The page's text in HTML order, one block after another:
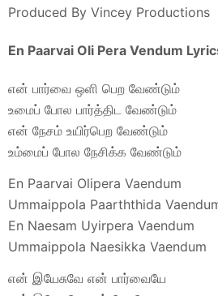
Produced By Vincey Productions
En Paarvai Oli Pera Vendum
என் பார்வை ஒளி பெற வேண்டும்
உமைப் போல பார்த்திட வேண்டும்
என் நேசம் உயிர்பெற வேண்டும்
உம்மைப் போல நேசிக்க வேண்டும்
En Paarvai Olipera Vaendum
Ummaippola Paarththida
En Naesam Uyirpera Vaendum
Ummaippola Naesikka Vaendum
என் இயேசுவே என் பார்வையே